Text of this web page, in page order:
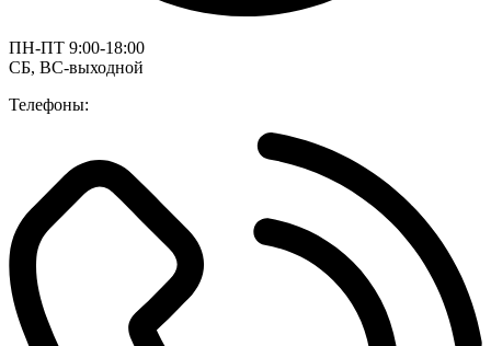
ПН-ПТ 9:00-18:00
СБ, ВС-выходной
Телефоны: